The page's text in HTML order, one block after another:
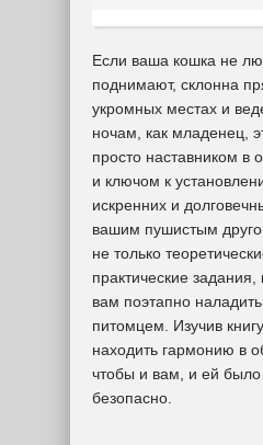
Если ваша кошка не
поднимают, склонна
укромных местах и
ночам, как младенец,
просто наставником в
и ключом к
искренних и
вашим пушистым
не только
практические
вам поэтапно
питомцем. Изучив
находить гармонию в
чтобы и вам, и ей
безопасно.